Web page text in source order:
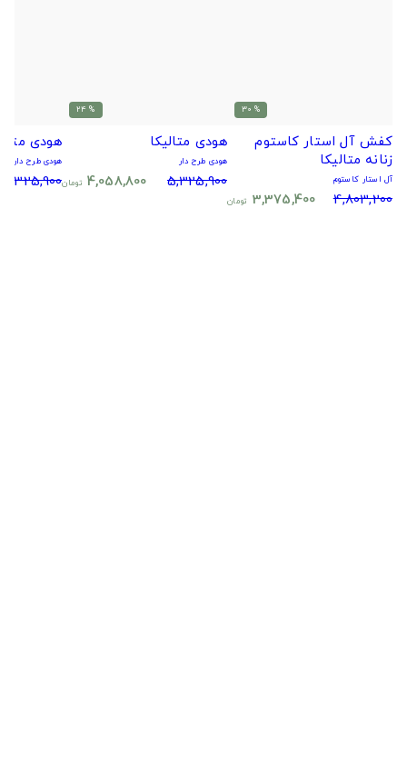
% 30
کفش آل استار کاستوم
زنانه متالیکا
آل استار کاستوم
4,803,200
3,375,400 تومان
% 24
هودی متالیکا
هودی طرح دار
5,325,900
4,058,800 تومان
هودی
هودی طرح دار
5,325,900